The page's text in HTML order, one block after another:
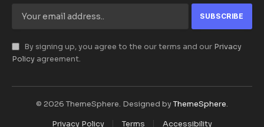
By signing up, you agree to the our terms and our Privacy
Policy agreement.
© 2026 ThemeSphere. Designed byThemeSphere.
Privacy Policy
Terms Accessibility